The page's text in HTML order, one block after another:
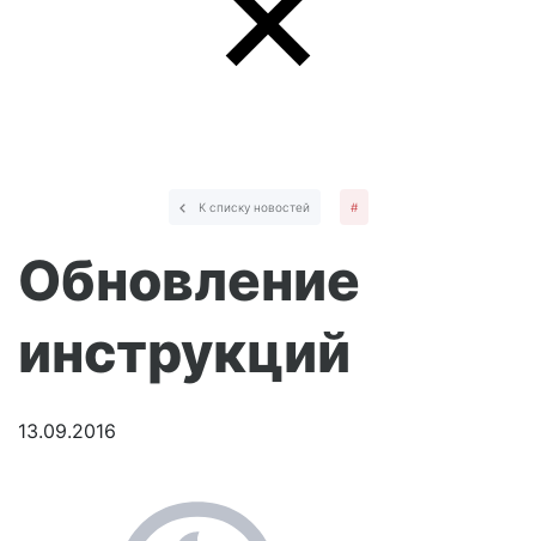
К списку новостей #
Обновление
инструкций
13.09.2016